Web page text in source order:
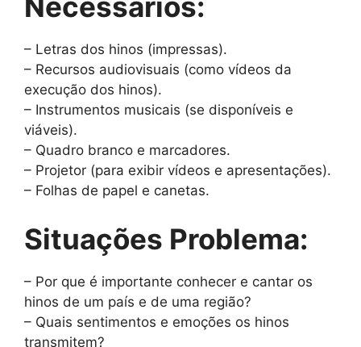
– Letras dos hinos (impressas).
– Recursos audiovisuais (como vídeos da
execução dos hinos).
– Instrumentos musicais (se disponíveis e
viáveis).
– Quadro branco e marcadores.
– Projetor (para exibir vídeos e apresentações).
– Folhas de papel e canetas.
Situações Problema:
– Por que é importante conhecer e cantar os
hinos de um país e de uma região?
– Quais sentimentos e emoções os hinos
transmitem?